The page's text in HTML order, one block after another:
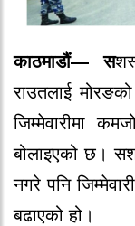
काठमाडौं— स
राउतलाई
जिम्मेवारीमा
बोलाइएको छ।
नगरे पनि
बढाएको हो।